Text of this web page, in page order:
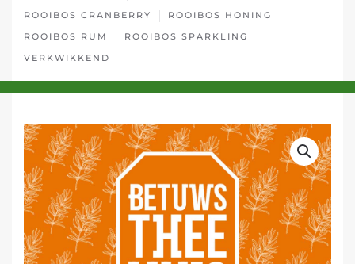
ROOIBOS CRANBERRY
ROOIBOS HONING
ROOIBOS RUM
ROOIBOS SPARKLING
VERKWIKKEND